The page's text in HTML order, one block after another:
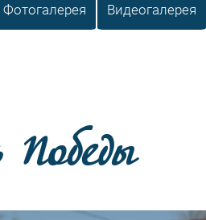
Фотогалерея Видеогалерея
Победы